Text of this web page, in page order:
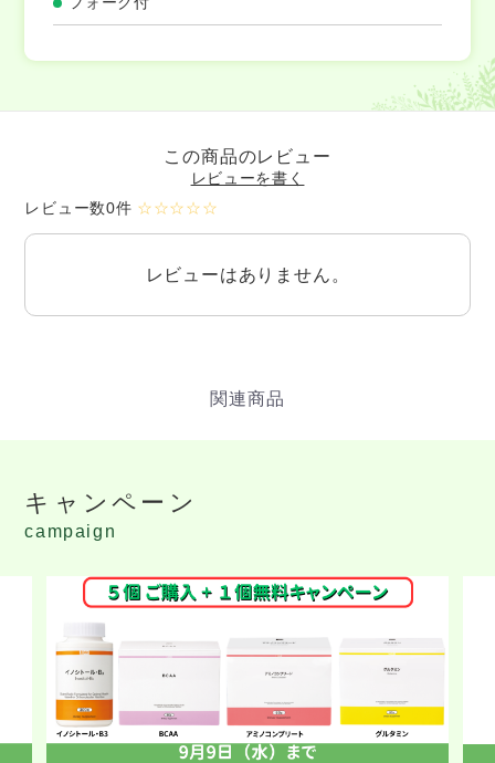
この商品のレビュー
レビューを書く
レビュー数0件 ☆☆☆☆☆
レビューはありません。
キャンペーン
campaign